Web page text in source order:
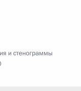
и стенограммы